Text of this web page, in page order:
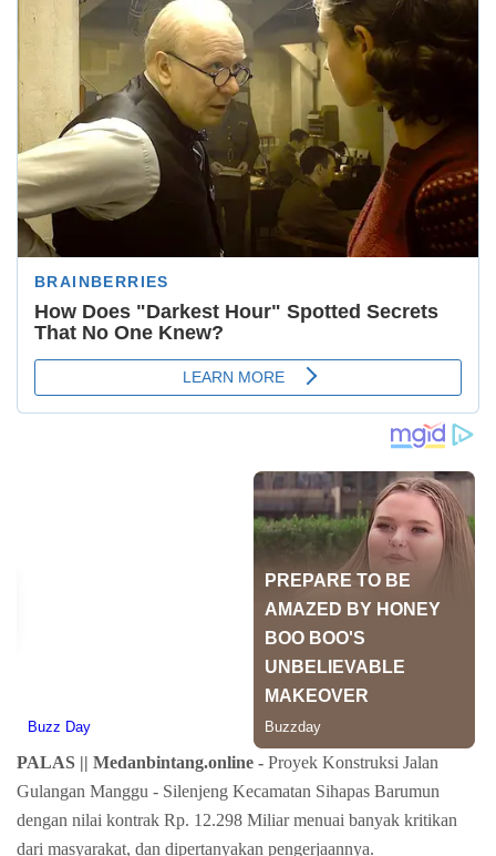
PALAS || Medanbintang.online - Proyek Konstruksi Jalan
Gulangan Manggu - Silenjeng Kecamatan Sihapas Barumun
dengan nilai kontrak Rp. 12.298 Miliar menuai banyak kritikan
dari masyarakat, dan dipertanyakan pengerjaannya.